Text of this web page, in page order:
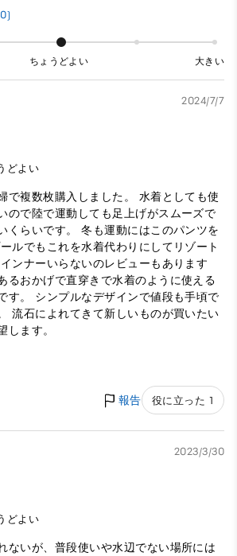
ちょうどよい 大きい
2024/7/7
どよい
で複数枚購入しました。 水着としても使
ので陸で運動しても足上げがスムーズで
くらいです。 冬も運動にはこのパンツを
ルでもこれを水着代わりにしてリゾート
ンナーいらないのレビューもあります
るおかげで直穿きで水着のように使える
す。 シンプルなデザインで値段も手頃で
流石によれてきて新しいものが買いたい
します。
報告 役に立った 1
2023/3/30
どよい
ないが、普段使いや水辺でない場所には